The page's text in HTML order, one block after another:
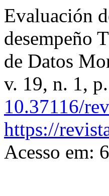
Evaluación
desempeño
de Datos
v. 19, n. 1,
10.37116/
https://
Acesso em: